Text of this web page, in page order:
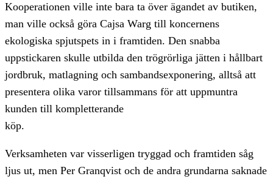
Kooperationen ville inte bara ta över ägandet av butiken,
man ville också göra Cajsa Warg till koncernens
ekologiska spjutspets in i framtiden. Den snabba
uppstickaren skulle utbilda den trögrörliga jätten i hållbart
jordbruk, matlagning och sambandsexponering, alltså att
presentera olika varor tillsammans för att uppmuntra
kunden till kompletterande
köp.
Verksamheten var visserligen tryggad och framtiden såg
ljus ut, men Per Granqvist och de andra grundarna saknade